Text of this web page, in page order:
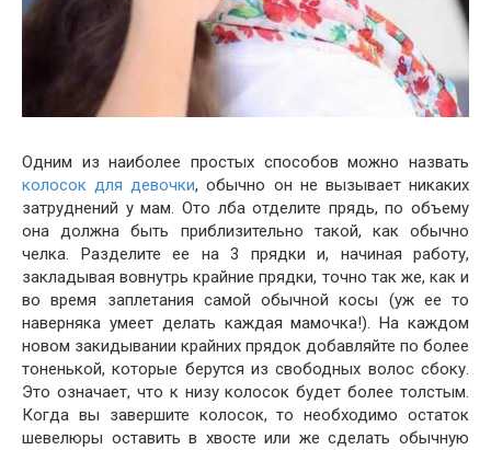
Одним из наиболее простых способов можно назвать
колосок для девочки, обычно он не вызывает никаких
затруднений у мам. Ото лба отделите прядь, по объему
она должна быть приблизительно такой, как обычно
челка. Разделите ее на 3 прядки и, начиная работу,
закладывая вовнутрь крайние прядки, точно так же, как и
во время заплетания самой обычной косы (уж ее то
наверняка умеет делать каждая мамочка!). На каждом
новом закидывании крайних прядок добавляйте по более
тоненькой, которые берутся из свободных волос сбоку.
Это означает, что к низу колосок будет более толстым.
Когда вы завершите колосок, то необходимо остаток
шевелюры оставить в хвосте или же сделать обычную